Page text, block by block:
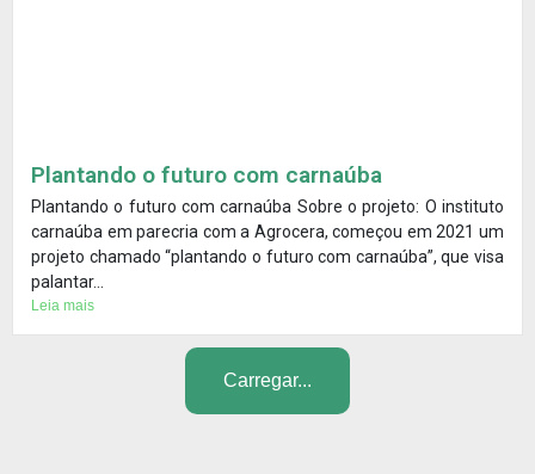
Plantando o futuro com carnaúba
Plantando o futuro com carnaúba Sobre o projeto: O instituto
carnaúba em parecria com a Agrocera, começou em 2021 um
projeto chamado “plantando o futuro com carnaúba”, que visa
palantar...
Leia mais
Carregar...